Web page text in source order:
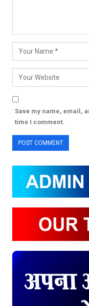
Save my name, email,
time I comment.